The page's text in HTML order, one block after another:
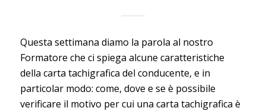
Questa settimana diamo la parola al nostro
Formatore che ci spiega alcune caratteristiche
della carta tachigrafica del conducente, e in
particolar modo: come, dove e se è possibile
verificare il motivo per cui una carta tachigrafica è